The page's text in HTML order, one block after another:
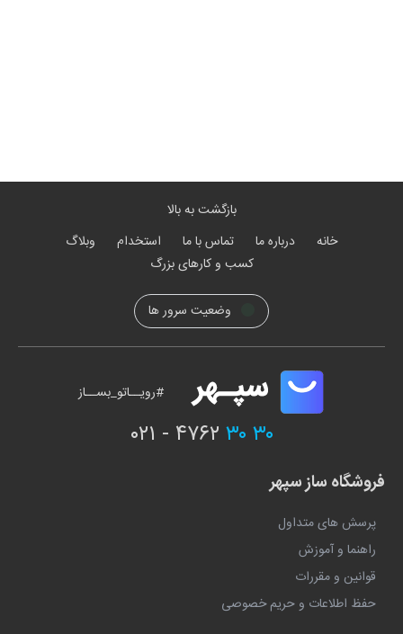
خانه درباره ما تماس با ما استخدام
وبلاگ
کسب و کارهای بزرگ
وضعیت سرور ها
بازگشت به بالا
#رویــاتو_بســاز
۰۲۱ - ۴۷۶۲ ۳۰ ۳۰
فروشگاه ساز سپهر
پرسش های متداول
راهنما و آموزش
قوانین و مقررات
حفظ اطلاعات و حریم خصوصی